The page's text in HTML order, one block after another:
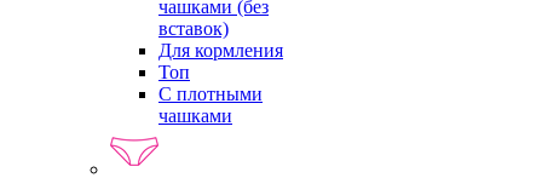
чашками (без
вставок)
Для кормления
Топ
С плотными
чашками